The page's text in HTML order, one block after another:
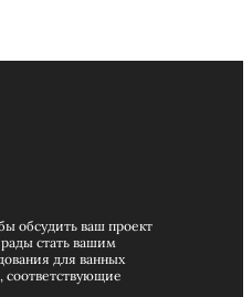
обсудить ваш проект
стать вашим
для ванных